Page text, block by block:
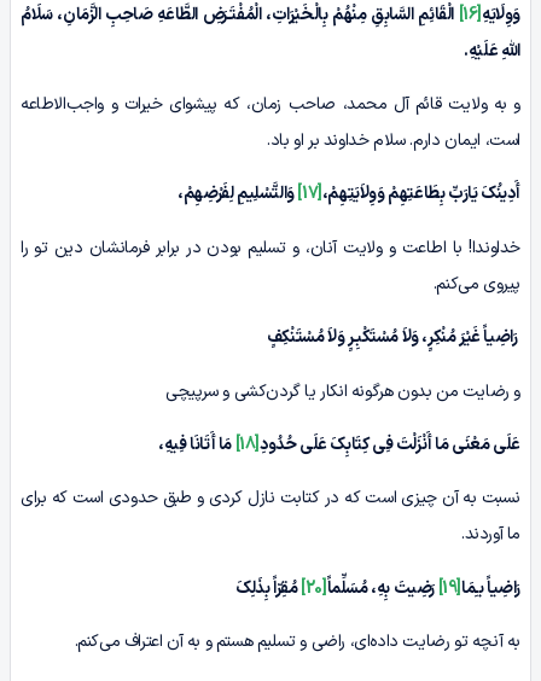
وَوِلَایَهِ[16]
الْقَائِمِ السَّابِقِ مِنْهُمْ بِالْخَیْرَاتِ، الْمُفْتَـرَضِ الطَّاعَهِ صَاحِبِ الزَّمَانِ، سَلَامُ
اللّٰهِ عَلَیْهِ.
و به ولایت قائم آل محمد، صاحب زمان، که پیشوای خیرات و واجب‌الاطاعه
است، ایمان دارم. سلام خداوند بر او باد.
أَدِینُکَ یَارَبِّ بِطَاعَتِهِمْ وَوِلاَیَتِهِمْ،[17] وَالتَّسْلِیمِ لِفَرْضِهِمْ،
خداوندا! با اطاعت و ولایت آنان، و تسلیم بودن در برابر فرمانشان دین تو را
پیروی می‌کنم.
رَاضِیاً غَیْرَ مُنْکِرٍ، وَلاَ مُسْتَکْبِـرٍ وَلاَ مُسْتَنْکِفٍ
و رضایت من بدون هرگونه انکار یا گردن‌کشی و سرپیچی
عَلَی مَعْنَى مَا أَنْزَلْتَ فِی کِتَابِکَ عَلَی حُدُودِ[18] مَا أَتَانَا فِیهِ،
نسبت به آن چیزی است که در کتابت نازل کردی و طبق حدودی است که برای
ما آوردند.
رَاضِیاً بـِمَا[19] رَضِیتَ بِهِ، مُسَلِّماً[20] مُقِرّاً بِذَلِکَ
به آنچه تو رضایت داده‌ای، راضی و تسلیم هستم و به آن اعتراف می‌کنم.